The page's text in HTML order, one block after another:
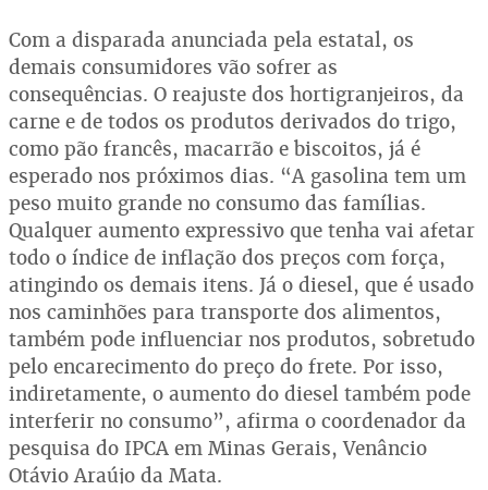
Com a disparada anunciada pela estatal, os
demais consumidores vão sofrer as
consequências. O reajuste dos hortigranjeiros, da
carne e de todos os produtos derivados do trigo,
como pão francês, macarrão e biscoitos, já é
esperado nos próximos dias. “A gasolina tem um
peso muito grande no consumo das famílias.
Qualquer aumento expressivo que tenha vai afetar
todo o índice de inflação dos preços com força,
atingindo os demais itens. Já o diesel, que é usado
nos caminhões para transporte dos alimentos,
também pode influenciar nos produtos, sobretudo
pelo encarecimento do preço do frete. Por isso,
indiretamente, o aumento do diesel também pode
interferir no consumo”, afirma o coordenador da
pesquisa do IPCA em Minas Gerais, Venâncio
Otávio Araújo da Mata.